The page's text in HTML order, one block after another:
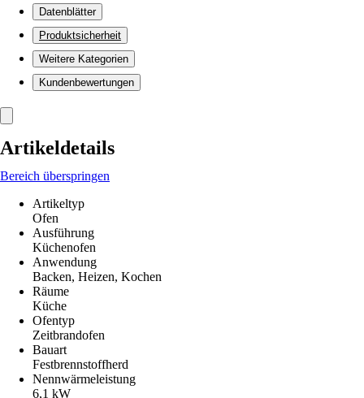
Datenblätter
Produktsicherheit
Weitere Kategorien
Kundenbewertungen
Artikeldetails
Bereich überspringen
Artikeltyp
Ofen
Ausführung
Küchenofen
Anwendung
Backen, Heizen, Kochen
Räume
Küche
Ofentyp
Zeitbrandofen
Bauart
Festbrennstoffherd
Nennwärmeleistung
6,1 kW